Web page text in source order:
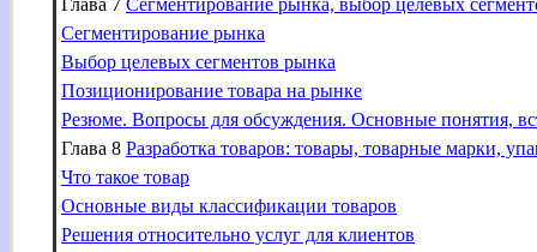
Глава 7 Сегментирование рынка, выбор целевых
Сегментирование рынка
Выбор целевых сегментов рынка
Позиционирование товара на рынке
Резюме. Вопросы для обсуждения. Основные понятия,
Глава 8 Разработка товаров: товары, товарные марки,
Что такое товар
Основные виды классификации товаров
Решения относительно услуг для клиентов